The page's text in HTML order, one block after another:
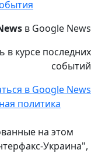
в Google News
курсе последних
событий
в Google News
политика
на этом
Украина",